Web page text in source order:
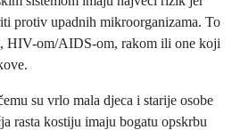
protiv upadnih mikroorganizama. To
HIV-om/AIDS-om, rakom ili one koji
su vrlo mala djeca i starije osobe
rasta kostiju imaju bogatu opskrbu